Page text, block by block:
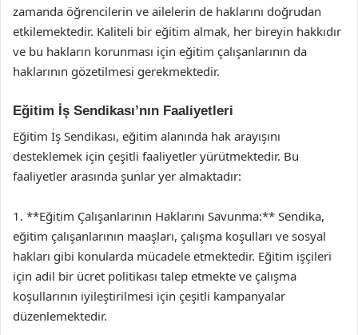
zamanda öğrencilerin ve ailelerin de haklarını doğrudan
etkilemektedir. Kaliteli bir eğitim almak, her bireyin hakkıdır
ve bu hakların korunması için eğitim çalışanlarının da
haklarının gözetilmesi gerekmektedir.
Eğitim İş Sendikası’nın Faaliyetleri
Eğitim İş Sendikası, eğitim alanında hak arayışını
desteklemek için çeşitli faaliyetler yürütmektedir. Bu
faaliyetler arasında şunlar yer almaktadır:
1. **Eğitim Çalışanlarının Haklarını Savunma:** Sendika,
eğitim çalışanlarının maaşları, çalışma koşulları ve sosyal
hakları gibi konularda mücadele etmektedir. Eğitim işçileri
için adil bir ücret politikası talep etmekte ve çalışma
koşullarının iyileştirilmesi için çeşitli kampanyalar
düzenlemektedir.